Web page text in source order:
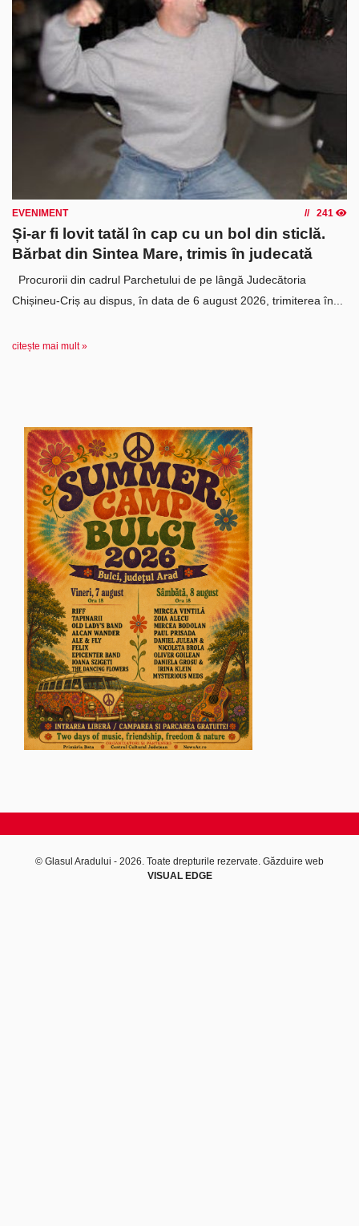
EVENIMENT 241
Și-ar fi lovit tatăl în cap cu un bol din sticlă.
Bărbat din Sintea Mare, trimis în judecată
Procurorii din cadrul Parchetului de pe lângă Judecătoria
Chișineu-Criș au dispus, în data de 6 august 2026, trimiterea în...
citește mai mult »
© Glasul Aradului - 2026. Toate drepturile rezervate. Găzduire web
VISUAL EDGE